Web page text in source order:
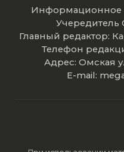
Информационное
Главный редактор:
Телефон
Адрес: Омская
E-mail: